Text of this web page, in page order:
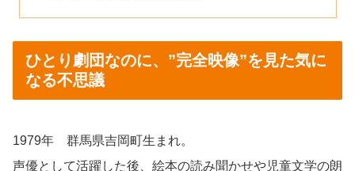
ひとり劇団なのに、”完全映像”を見た気に
なる不思議
1979年 群馬県吉岡町生まれ。
声優として活躍した後、絵本の読み聞かせや児童文学の朗